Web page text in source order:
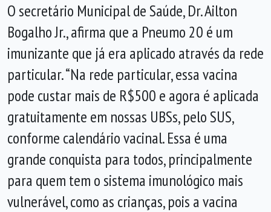
O secretário Municipal de Saúde, Dr. Ailton
Bogalho Jr., afirma que a Pneumo 20 é um
imunizante que já era aplicado através da rede
particular. “Na rede particular, essa vacina
pode custar mais de R$500 e agora é aplicada
gratuitamente em nossas UBSs, pelo SUS,
conforme calendário vacinal. Essa é uma
grande conquista para todos, principalmente
para quem tem o sistema imunológico mais
vulnerável, como as crianças, pois a vacina